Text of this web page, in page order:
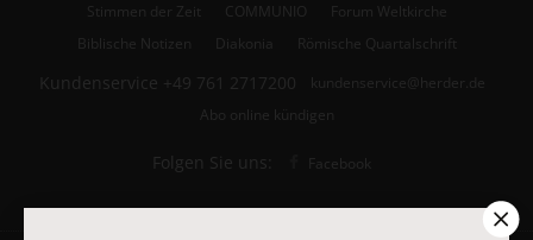
Stimmen der Zeit
COMMUNIO
Forum Weltkirche
Biblische Notizen
Diakonia Römische Quartalschrift
Kundenservice +49 761 2717200
kundenservice@herder.de
Abo online kündigen
Folgen Sie uns: Facebook